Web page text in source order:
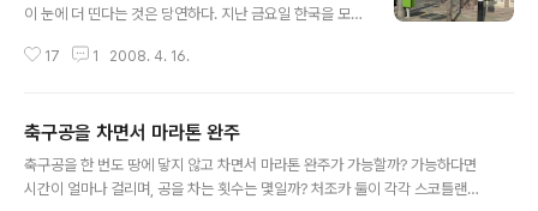
이 눈에 더 띤다는 것은 당연하다. 지난 금요일 한국을 모처
호등이다. 이번에 경험한 한국의 푸른 신호등은 들어오자
호등으로 곧 바뀐다는 것을 알려준다. 즉 건너가고 있는 중
인 사람이 서둘러 건너라는 알림 역할을 한다. 이번에 제일
먼저 방문한 대구에서 이런 푸른 신호등을 접하자, 한국의
17 1 2008. 4. 16.
축구공을 차면서 마라톤 완주
축구공을 한 번도 땅에 닿지 않고 차면서 마라톤 완주가 가능할까? 가능하다면
시간이 얼마나 걸리며, 공을 차는 횟수는 몇일까? 처조카 둘이 각각 스코틀랜드